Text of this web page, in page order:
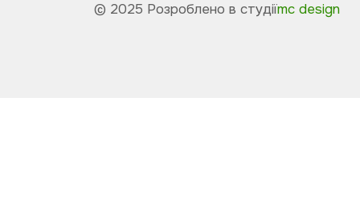
© 2025 Розроблено в студіїmc design